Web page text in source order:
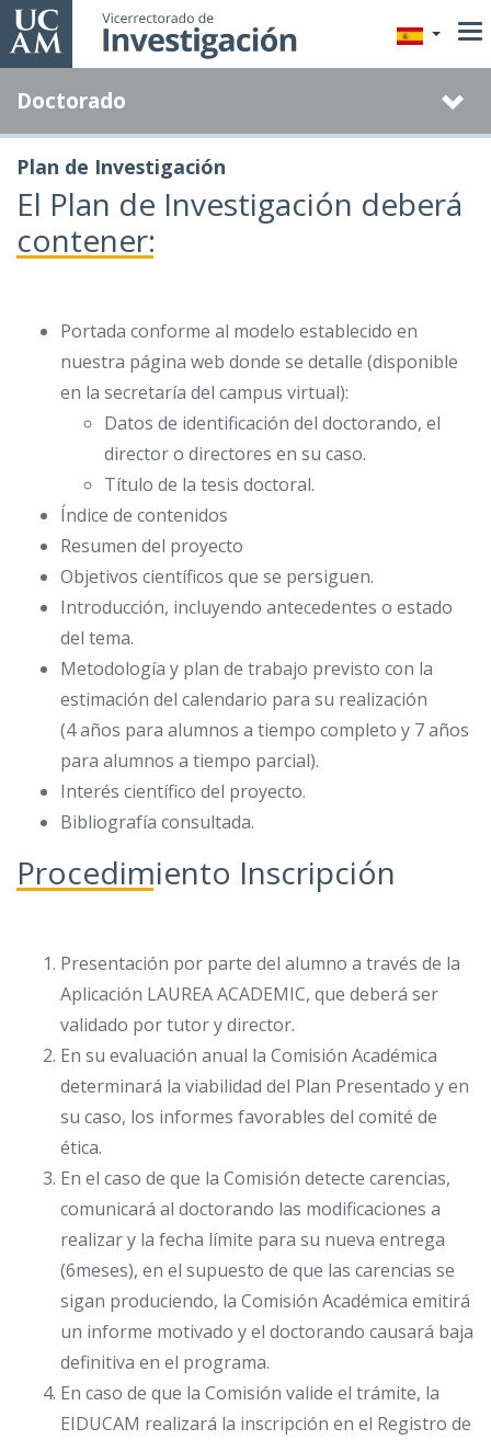
Pasar
al
principal
Doctorado
Plan de Investigación
El Plan de Investigación deberá
contener:
Portada conforme al modelo establecido en
nuestra página web donde se detalle (disponible
en la secretaría del campus virtual):
Datos de identificación del doctorando, el
director o directores en su caso.
Título de la tesis doctoral.
Índice de contenidos
Resumen del proyecto
Objetivos científicos que se persiguen.
Introducción, incluyendo antecedentes o estado
del tema.
Metodología y plan de trabajo previsto con la
estimación del calendario para su realización
(4 años para alumnos a tiempo completo y 7 años
para alumnos a tiempo parcial).
Interés científico del proyecto.
Bibliografía consultada.
Procedimiento Inscripción
Presentación por parte del alumno a través de la
Aplicación LAUREA ACADEMIC, que deberá ser
validado por tutor y director.
En su evaluación anual la Comisión Académica
determinará la viabilidad del Plan Presentado y en
su caso, los informes favorables del comité de
ética.
En el caso de que la Comisión detecte carencias,
comunicará al doctorando las modificaciones a
realizar y la fecha límite para su nueva entrega
(6meses), en el supuesto de que las carencias se
sigan produciendo, la Comisión Académica emitirá
un informe motivado y el doctorando causará baja
definitiva en el programa.
En caso de que la Comisión valide el trámite, la
EIDUCAM realizará la inscripción en el Registro de